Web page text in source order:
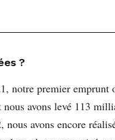
?
notre premier
avons levé 113
avons encore